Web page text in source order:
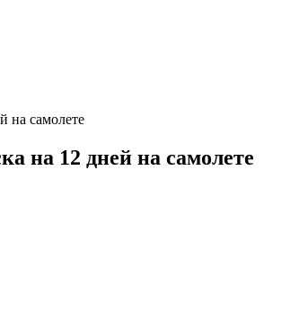
на 12 дней на самолете